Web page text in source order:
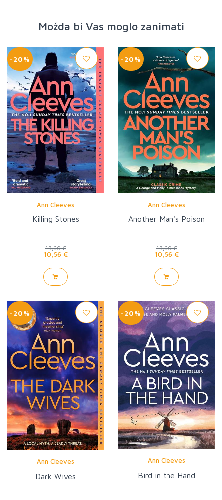
Možda bi Vas moglo zanimati
-20%
Ann Cleeves
Killing Stones
13,20 €
10,56 €
-20%
Ann Cleeves
Another Man's Poison
13,20 €
10,56 €
-20%
Ann Cleeves
Dark Wives
-20%
Ann Cleeves
Bird in the Hand